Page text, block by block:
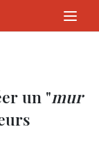
/>
un "mur